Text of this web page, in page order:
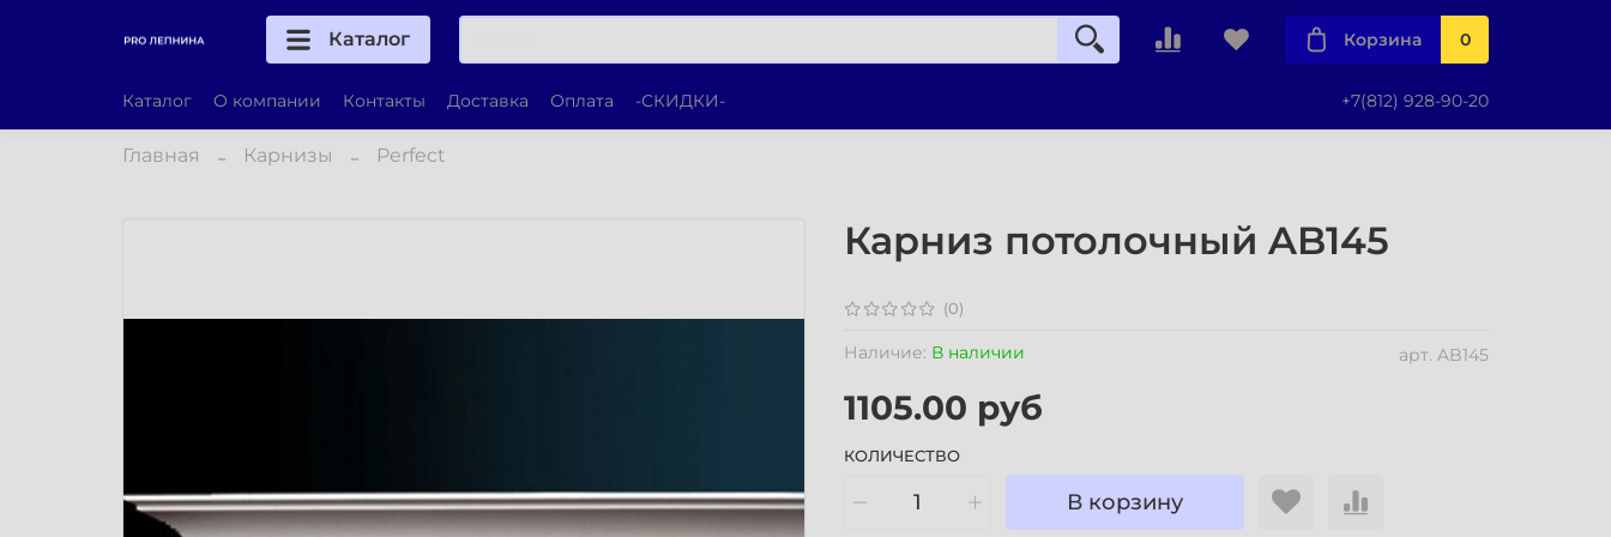
Каталог Корзина 0
Каталог О компании Контакты Доставка Оплата -СКИДКИ- +7(812) 928-90-20
Главная Карнизы Perfect
(0)
арт. AB145
Наличие: В наличии
Карниз потолочный AB145
1105.00 руб
КОЛИЧЕСТВО
В корзину